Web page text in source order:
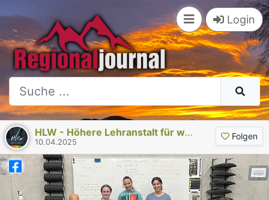
Login
HLW - Höhere Lehranstalt für wirtschaftliche Berufe Wolfsberg
10.04.2025
Folgen